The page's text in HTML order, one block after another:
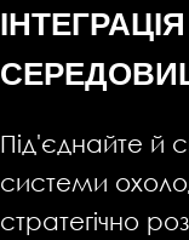
Під'єднайте й
системи
стратегічно